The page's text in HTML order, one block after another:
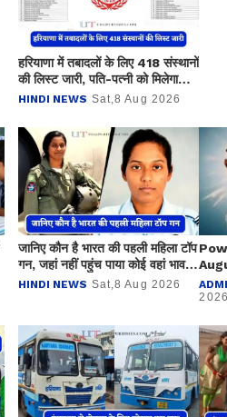
हरियाणा में तबादलों के लिए 418 संस्थानों
की लिस्ट जारी, पति-पत्नी को मिलेगा
मेरिट लाभ
HINDI NEWS Sat,8 Aug 2026
जानिए कौन है भारत की पहली महिला टॉप
गन, जहां नहीं पहुंच पाया कोई वहां भावना
कंठ ने रच दिया इतिहास ?
HINDI NEWS Sat,8 Aug 2026
2026